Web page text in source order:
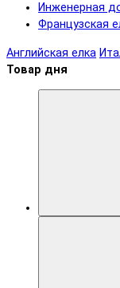
Инженерная
Французская
Английская елка
Товар дня